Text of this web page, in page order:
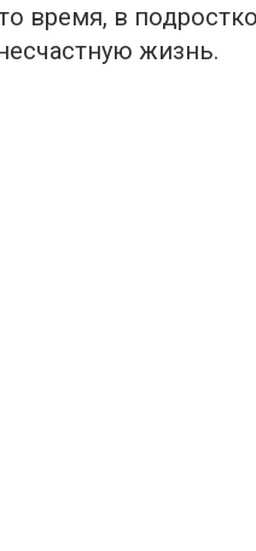
время, в
жизнь.